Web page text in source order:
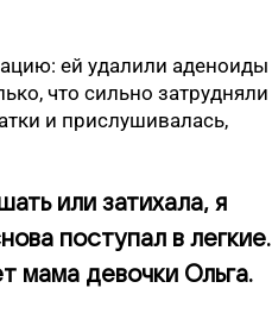
ей удалили аденоиды
что сильно затрудняли
и прислушивалась,
или затихала, я
поступал в легкие.
мама девочки Ольга.